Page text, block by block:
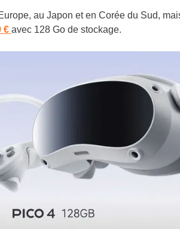
au Japon et en Corée du Sud,
€ avec 128 Go de stockage.